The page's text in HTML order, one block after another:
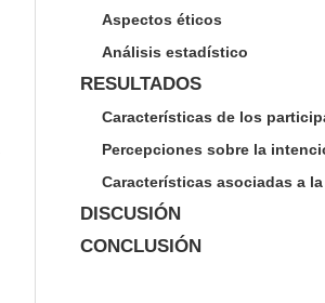
Aspectos éticos
Análisis estadístico
RESULTADOS
Características de los
Percepciones sobre la
Características asociadas a
DISCUSIÓN
CONCLUSIÓN